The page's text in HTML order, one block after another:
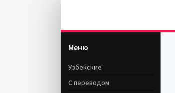
Меню
Узбекские
С переводом